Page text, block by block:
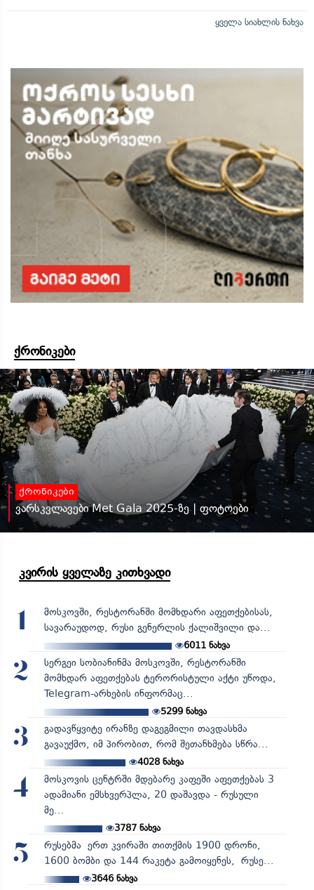
ყველა სიახლის ნახვა
ქრონიკები
ქრონიკები
ვარსკვლავები Met Gala 2025-ზე | ფოტოები
კვირის ყველაზე კითხვადი
1
მოსკოვში, რესტორანში მომხდარი აფეთქებისას,
სავარაუდოდ, რუსი გენერლის ქალიშვილი და...
6011 ნახვა
2
სერგეი სობიანინმა მოსკოვში, რესტორანში
მომხდარ აფეთქებას ტერორისტული აქტი უწოდა,
Telegram-არხების ინფორმაც...
5299ნახვა
3
გადავწყვიტე ირანზე დაგეგმილი თავდასხმა
გავაუქმო, იმ პირობით, რომ შეთანხმება სწრა...
4028ნახვა
4
მოსკოვის ცენტრში მდებარე კაფეში აფეთქებას 3
ადამიანი ემსხვერპლა, 20 დაშავდა - რუსული
მე...
3787ნახვა
5
რუსებმა ერთ კვირაში თითქმის 1900 დრონი,
1600 ბომბი და 144 რაკეტა გამოიყენეს, რუსე...
3646ნახვა